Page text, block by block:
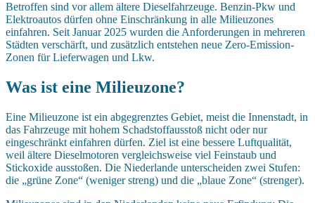
Betroffen sind vor allem ältere Dieselfahrzeuge. Benzin-Pkw und
Elektroautos dürfen ohne Einschränkung in alle Milieuzones
einfahren. Seit Januar 2025 wurden die Anforderungen in mehreren
Städten verschärft, und zusätzlich entstehen neue Zero-Emission-
Zonen für Lieferwagen und Lkw.
Was ist eine Milieuzone?
Eine Milieuzone ist ein abgegrenztes Gebiet, meist die Innenstadt, in
das Fahrzeuge mit hohem Schadstoffausstoß nicht oder nur
eingeschränkt einfahren dürfen. Ziel ist eine bessere Luftqualität,
weil ältere Dieselmotoren vergleichsweise viel Feinstaub und
Stickoxide ausstoßen. Die Niederlande unterscheiden zwei Stufen:
die „grüne Zone“ (weniger streng) und die „blaue Zone“ (strenger).